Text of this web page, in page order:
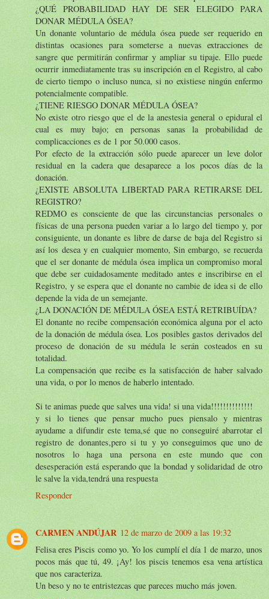
¿QUÉ PROBABILIDAD HAY DE SER ELEGIDO PARA
DONAR MÉDULA ÓSEA?
Un donante voluntario de médula ósea puede ser requerido en
distintas ocasiones para someterse a nuevas extracciones de
sangre que permitirán confirmar y ampliar su tipaje. Ello puede
ocurrir inmediatamente tras su inscripción en el Registro, al cabo
de cierto tiempo o incluso nunca, si no existiese ningún enfermo
potencialmente compatible.
¿TIENE RIESGO DONAR MÉDULA ÓSEA?
No existe otro riesgo que el de la anestesia general o epidural el
cual es muy bajo; en personas sanas la probabilidad de
complicacciones es de 1 por 50.000 casos.
Por efecto de la extracción sólo puede aparecer un leve dolor
residual en la cadera que desaparece a los pocos días de la
donación.
¿EXISTE ABSOLUTA LIBERTAD PARA RETIRARSE DEL
REGISTRO?
REDMO es consciente de que las circunstancias personales o
físicas de una persona pueden variar a lo largo del tiempo y, por
consiguiente, un donante es libre de darse de baja del Registro si
así los desea y en cualquier momento, Sin embargo, se recuerda
que el ser donante de médula ósea implica un compromiso moral
que debe ser cuidadosamente meditado antes e inscribirse en el
Registro, y se espera que el donante no cambie de idea si de ello
depende la vida de un semejante.
¿LA DONACIÓN DE MÉDULA ÓSEA ESTÁ RETRIBUÍDA?
El donante no recibe compensación económica alguna por el acto
de la donación de médula ósea. Los posibles gastos derivados del
proceso de donación de su médula le serán costeados en su
totalidad.
La compensación que recibe es la satisfacción de haber salvado
una vida, o por lo menos de haberlo intentado.
Si te animas puede que salves una vida! si una vida!!!!!!!!!!!!!!
y si lo tienes que pensar mucho pues piensalo y mientras
ayudame a difundir este tema,sé que no conseguiré abarrotar el
registro de donantes,pero si tu y yo conseguimos que uno de
nosotros lo haga una persona en este mundo que con
desesperación está esperando que la bondad y solidaridad de otro
le salve la vida,tendrá una respuesta
Responder
CARMEN ANDÚJAR 12 de marzo de 2009 a las 19:32
Felisa eres Piscis como yo. Yo los cumplí el día 1 de marzo, unos
pocos más que tú, 49. ¡Ay! los piscis tenemos esa vena artística
que nos caracteriza.
Un beso y no te entristezcas que pareces mucho más joven.